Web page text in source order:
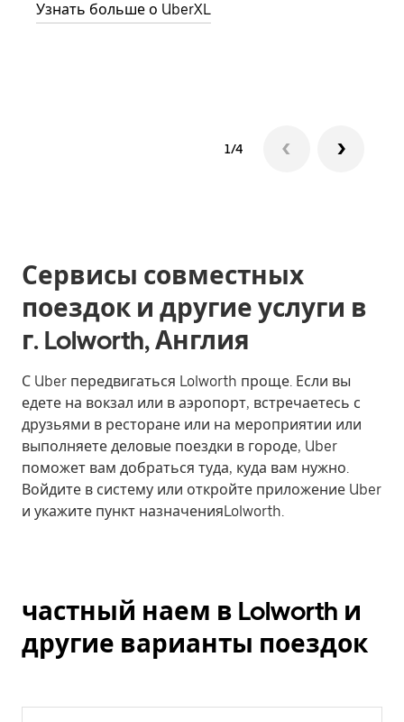
Узнать больше о UberXL
1/4
Сервисы совместных
поездок и другие услуги в
г. Lolworth, Англия
С Uber передвигаться Lolworth проще. Если вы
едете на вокзал или в аэропорт, встречаетесь с
друзьями в ресторане или на мероприятии или
выполняете деловые поездки в городе, Uber
поможет вам добраться туда, куда вам нужно.
Войдите в систему или откройте приложение Uber
и укажите пункт назначенияLolworth.
частный наем в Lolworth и
другие варианты поездок